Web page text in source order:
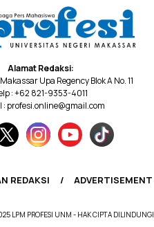
Alamat Redaksi:
Upa Regency Blok A No. 11
: +62 821-9353-4011
: profesi.online@gmail.com
REDAKSI ADVERTISEMENT
LPM PROFESI UNM - HAK CIPTA DILINDUNGI